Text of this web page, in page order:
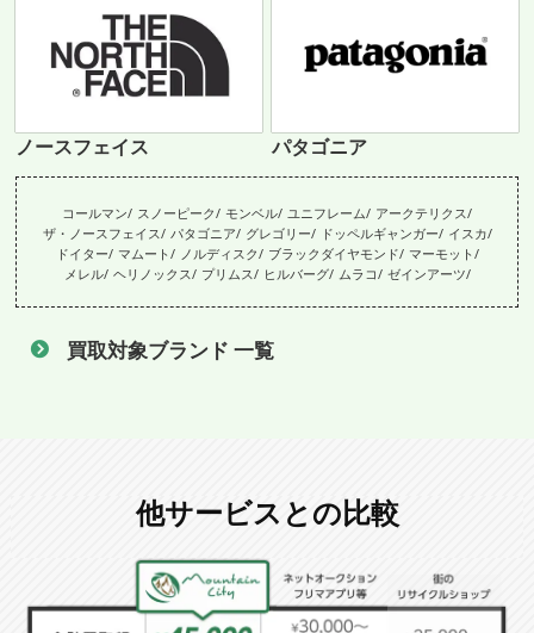
ノースフェイス パタゴニア
コールマン スノーピーク モンベル ユニフレーム
アークテリクス
ザ・ノースフェイス パタゴニア グレゴリー ドッペルギャンガー
イスカ
ドイター
マムート ノルディスク ブラックダイヤモンド
マーモット
メレル ヘリノックス プリムス ヒルバーグ ムラコ ゼインアーツ
買取対象ブランド 一覧
他サービスとの比較